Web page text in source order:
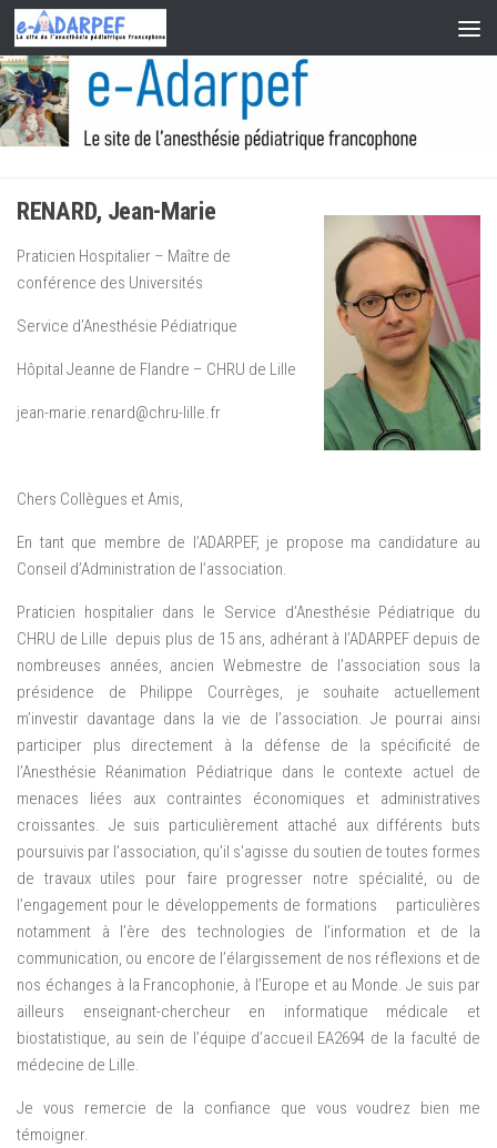
Skip to content
RENARD, Jean-Marie
Praticien Hospitalier – Maître de
conférence des Universités
Service d’Anesthésie Pédiatrique
Hôpital Jeanne de Flandre – CHRU de Lille
jean-marie.renard@chru-lille.fr
Chers Collègues et Amis,
En tant que membre de l’ADARPEF, je propose ma candidature au
Conseil d’Administration de l’association.
Praticien hospitalier dans le Service d’Anesthésie Pédiatrique du
CHRU de Lille depuis plus de 15 ans, adhérant à l’ADARPEF depuis de
nombreuses années, ancien Webmestre de l’association sous la
présidence de Philippe Courrèges, je souhaite actuellement
m’investir davantage dans la vie de l’association. Je pourrai ainsi
participer plus directement à la défense de la spécificité de
l’Anesthésie Réanimation Pédiatrique dans le contexte actuel de
menaces liées aux contraintes économiques et administratives
croissantes. Je suis particulièrement attaché aux différents buts
poursuivis par l’association, qu’il s’agisse du soutien de toutes formes
de travaux utiles pour faire progresser notre spécialité, ou de
l’engagement pour le développements de formations particulières
notamment à l’ère des technologies de l’information et de la
communication, ou encore de l’élargissement de nos réflexions et de
nos échanges à la Francophonie, à l’Europe et au Monde. Je suis par
ailleurs enseignant-chercheur en informatique médicale et
biostatistique, au sein de l’équipe d’accueil EA2694 de la faculté de
médecine de Lille.
Je vous remercie de la confiance que vous voudrez bien me
témoigner.